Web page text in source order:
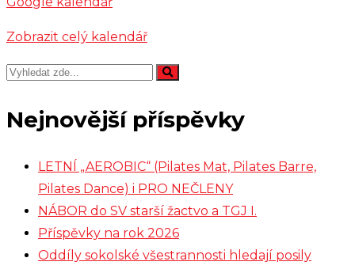
Zobrazit celý kalendář
Nejnovější příspěvky
LETNÍ „AEROBIC“ (Pilates Mat, Pilates Barre,
Pilates Dance) i PRO NEČLENY
NÁBOR do SV starší žactvo a TGJ I.
Příspěvky na rok 2026
Oddíly sokolské všestrannosti hledají posily